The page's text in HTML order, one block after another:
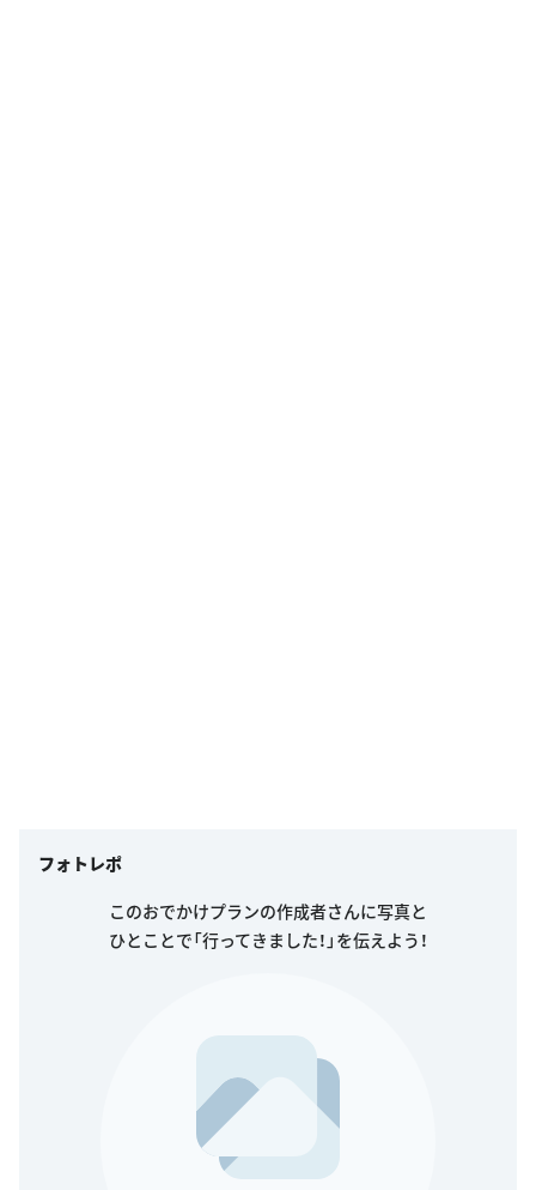
フォトレポ
このおでかけプランの作成者さんに写真と
ひとことで「行ってきました！」を伝えよう！